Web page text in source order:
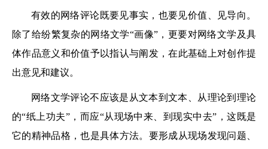
有效的网络评论既要见事实，也要见价值、见导向。
除了给纷繁复杂的网络文学“画像”，更要对网络文学及具
体作品意义和价值予以指认与阐发，在此基础上对创作提
出意见和建议。
网络文学评论不应该是从文本到文本、从理论到理论
的“纸上功夫”，而应“从现场中来、到现实中去”，这既是
它的精神品格，也是具体方法。要形成从现场发现问题、